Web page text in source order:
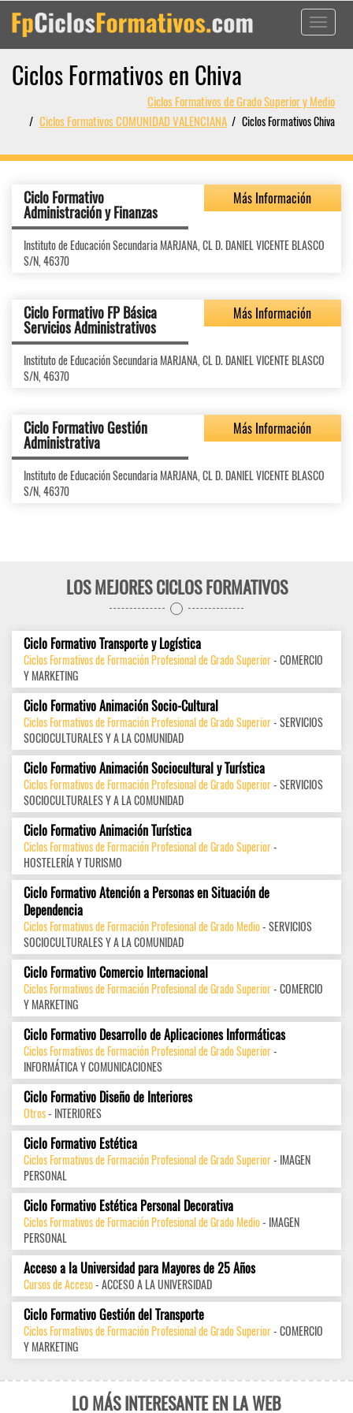
Toggle
Ciclos Formativos en Chiva
Ciclos Formativos de Grado Superior y Medio
Ciclos Formativos COMUNIDAD VALENCIANA
Ciclos Formativos Chiva
Ciclo Formativo
Administración y Finanzas
Más Información
Instituto de Educación Secundaria MARJANA, CL D. DANIEL VICENTE BLASCO
S/N, 46370
Ciclo Formativo FP Básica
Servicios Administrativos
Más Información
Instituto de Educación Secundaria MARJANA, CL D. DANIEL VICENTE BLASCO
S/N, 46370
Ciclo Formativo Gestión
Administrativa
Más Información
Instituto de Educación Secundaria MARJANA, CL D. DANIEL VICENTE BLASCO
S/N, 46370
LOS MEJORES CICLOS FORMATIVOS
Ciclo Formativo Transporte y Logística
Ciclos Formativos de Formación Profesional de Grado Superior- COMERCIO
Y MARKETING
Ciclo Formativo Animación Socio-Cultural
Ciclos Formativos de Formación Profesional de Grado Superior- SERVICIOS
SOCIOCULTURALES Y A LA COMUNIDAD
Ciclo Formativo Animación Sociocultural y Turística
Ciclos Formativos de Formación Profesional de Grado Superior- SERVICIOS
SOCIOCULTURALES Y A LA COMUNIDAD
Ciclo Formativo Animación Turística
Ciclos Formativos de Formación Profesional de Grado Superior-
HOSTELERÍA Y TURISMO
Ciclo Formativo Atención a Personas en Situación de
Dependencia
Ciclos Formativos de Formación Profesional de Grado Medio- SERVICIOS
SOCIOCULTURALES Y A LA COMUNIDAD
Ciclo Formativo Comercio Internacional
Ciclos Formativos de Formación Profesional de Grado Superior- COMERCIO
Y MARKETING
Ciclo Formativo Desarrollo de Aplicaciones Informáticas
Ciclos Formativos de Formación Profesional de Grado Superior-
INFORMÁTICA Y COMUNICACIONES
Ciclo Formativo Diseño de Interiores
Otros- INTERIORES
Ciclo Formativo Estética
Ciclos Formativos de Formación Profesional de Grado Superior- IMAGEN
PERSONAL
Ciclo Formativo Estética Personal Decorativa
Ciclos Formativos de Formación Profesional de Grado Medio- IMAGEN
PERSONAL
Acceso a la Universidad para Mayores de 25 Años
Cursos de Acceso- ACCESO A LA UNIVERSIDAD
Ciclo Formativo Gestión del Transporte
Ciclos Formativos de Formación Profesional de Grado Superior- COMERCIO
Y MARKETING
LO MÁS INTERESANTE EN LA WEB